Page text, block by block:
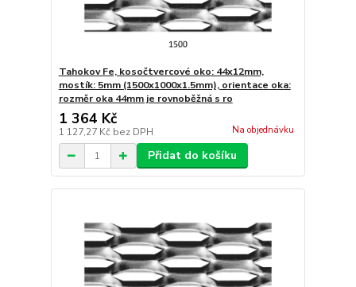
Tahokov Fe, kosočtvercové oko: 44x12mm,
mostík: 5mm (1500x1000x1.5mm), orientace oka:
rozměr oka 44mm je rovnoběžná s ro
1 364 Kč
1 127,27 Kč bez DPH Na objednávku
Přidat do košíku